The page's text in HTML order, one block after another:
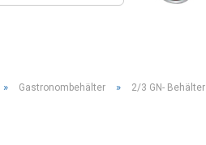
» Gastronombehälter » 2/3 GN- Behälter